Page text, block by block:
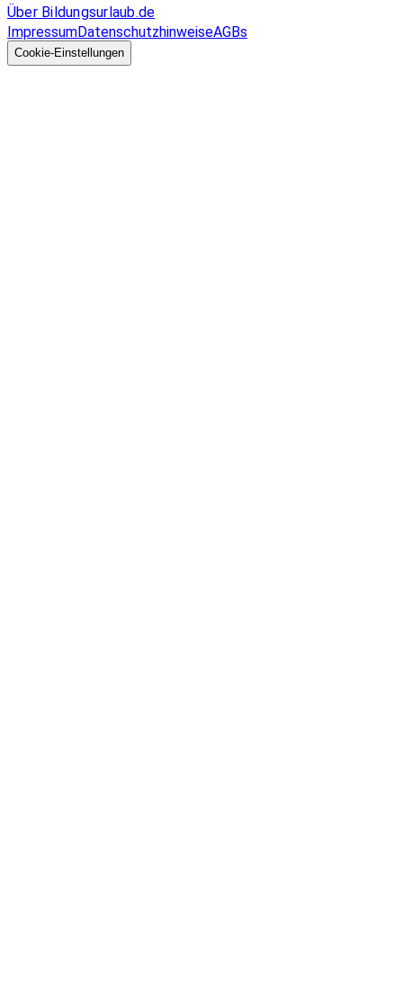
Über Bildungsurlaub.de
ImpressumDatenschutzhinweiseAGBs
Cookie-Einstellungen